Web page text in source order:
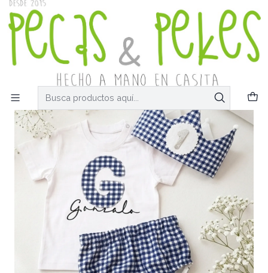
Confección coronas 6-7 días laborables, resto 10-12 días /
URGENTES 6-7 días laborables
Inicio
Conjuntos de cumpleaños
Corona, camiseta y cubrepañal
Conjunto cumpleaños Vichy azul marino